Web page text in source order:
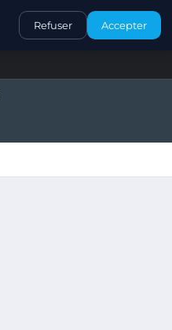
CONTACT
Refuser Accepter